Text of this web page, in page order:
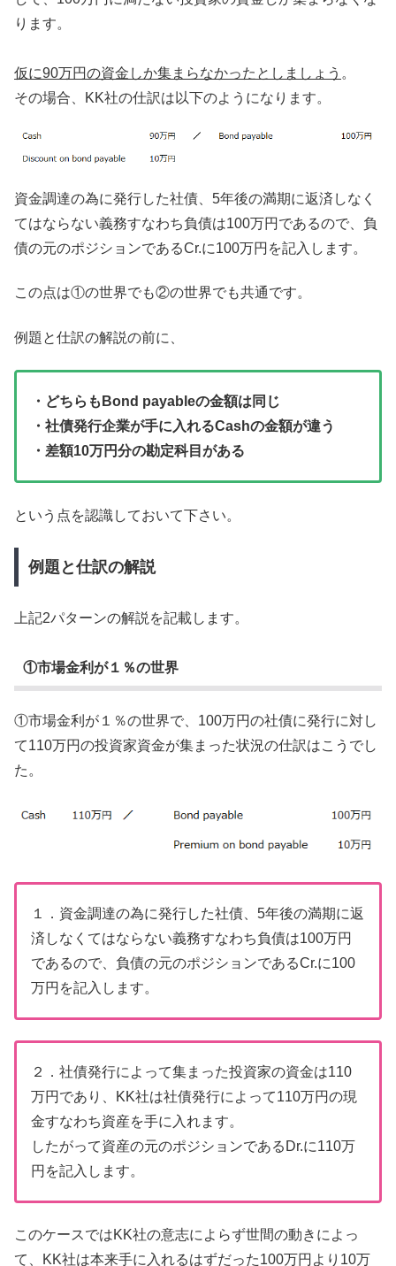
ります。
仮に90万円の資金しか集まらなかったとしましょう 。
その場合、KK社の仕訳は以下のようになります。
資金調達の為に発行した社債、5年後の満期に返済しなく
てはならない義務すなわち負債は100万円であるので、負
債の元のポジションであるCr.に100万円を記入します。
この点は①の世界でも②の世界でも共通です。
例題と仕訳の解説の前に、
・どちらもBond payableの金額は同じ
・社債発行企業が手に入れるCashの金額が違う
・差額10万円分の勘定科目がある
という点を認識しておいて下さい。
例題と仕訳の解説
上記2パターンの解説を記載します。
①市場金利が１％の世界
①市場金利が１％の世界で、100万円の社債に発行に対し
て110万円の投資家資金が集まった状況の仕訳はこうでし
た。
１．資金調達の為に発行した社債、5年後の満期に返
済しなくてはならない義務すなわち負債は100万円
であるので、負債の元のポジションであるCr.に100
万円を記入します。
２．社債発行によって集まった投資家の資金は110
万円であり、KK社は社債発行によって110万円の現
金すなわち資産を手に入れます。
したがって資産の元のポジションであるDr.に110万
円を記入します。
このケースではKK社の意志によらず世間の動きによっ
て、KK社は本来手に入れるはずだった100万円より10万